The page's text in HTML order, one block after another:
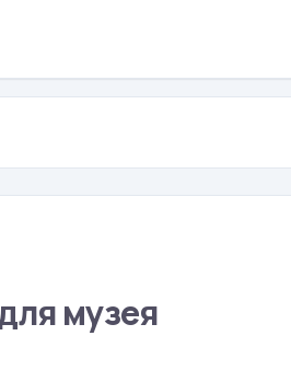
музея